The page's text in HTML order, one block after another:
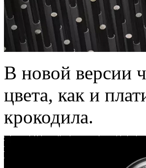
В новой версии
цвета, как и
крокодила.